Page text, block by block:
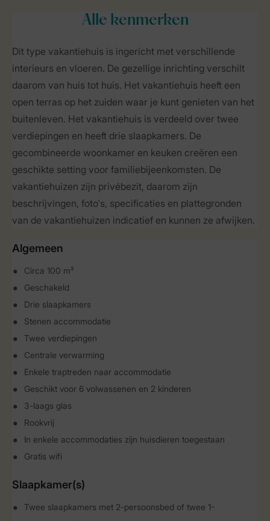
Alle kenmerken
Dit type vakantiehuis is ingericht met verschillende
interieurs en vloeren. De gezellige inrichting verschilt
daarom van huis tot huis. Het vakantiehuis heeft een
open terras op het zuiden waar je kunt genieten van het
buitenleven. Het vakantiehuis is verdeeld over twee
verdiepingen en heeft drie slaapkamers. De
gecombineerde woonkamer en keuken creëren een
geschikte setting voor familiebijeenkomsten. De
vakantiehuizen zijn privébezit, daarom zijn
beschrijvingen, foto's, specificaties en plattegronden
van de vakantiehuizen indicatief en kunnen ze afwijken.
Algemeen
Circa 100 m²
Geschakeld
Drie slaapkamers
Stenen accommodatie
Twee verdiepingen
Centrale verwarming
Enkele traptreden naar accommodatie
Geschikt voor 6 volwassenen en 2 kinderen
3-laags glas
Rookvrij
In enkele accommodaties zijn huisdieren toegestaan
Gratis wifi
Slaapkamer(s)
Twee slaapkamers met 2-persoonsbed of twee 1-